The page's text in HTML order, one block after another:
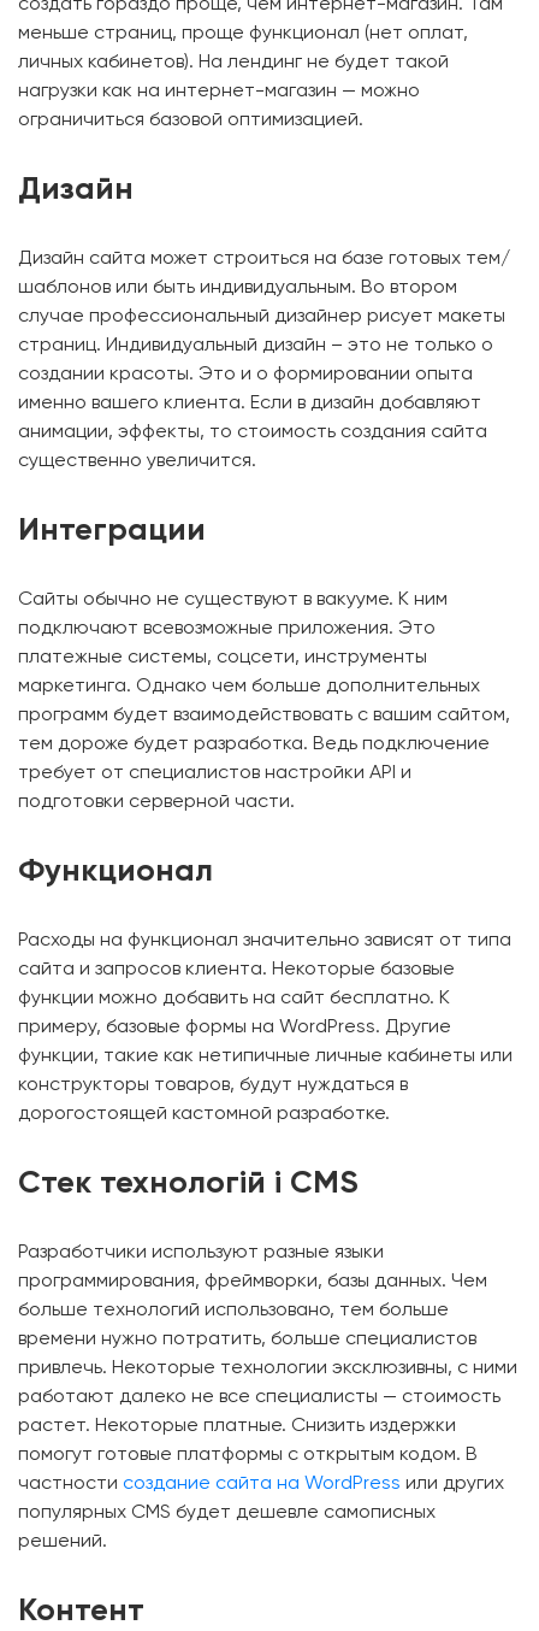
меньше страниц, проще функционал (нет оплат,
личных кабинетов). На лендинг не будет такой
нагрузки как на интернет-магазин — можно
ограничиться базовой оптимизацией.
Дизайн
Дизайн сайта может строиться на базе готовых тем/
шаблонов или быть индивидуальным. Во втором
случае профессиональный дизайнер рисует макеты
страниц. Индивидуальный дизайн – это не только о
создании красоты. Это и о формировании опыта
именно вашего клиента. Если в дизайн добавляют
анимации, эффекты, то стоимость создания сайта
существенно увеличится.
Интеграции
Сайты обычно не существуют в вакууме. К ним
подключают всевозможные приложения. Это
платежные системы, соцсети, инструменты
маркетинга. Однако чем больше дополнительных
программ будет взаимодействовать с вашим сайтом,
тем дороже будет разработка. Ведь подключение
требует от специалистов настройки API и
подготовки серверной части.
Функционал
Расходы на функционал значительно зависят от типа
сайта и запросов клиента. Некоторые базовые
функции можно добавить на сайт бесплатно. К
примеру, базовые формы на WordPress. Другие
функции, такие как нетипичные личные кабинеты или
конструкторы товаров, будут нуждаться в
дорогостоящей кастомной разработке.
Стек технологій і CMS
Разработчики используют разные языки
программирования, фреймворки, базы данных. Чем
больше технологий использовано, тем больше
времени нужно потратить, больше специалистов
привлечь. Некоторые технологии эксклюзивны, с ними
работают далеко не все специалисты — стоимость
растет. Некоторые платные. Снизить издержки
помогут готовые платформы с открытым кодом. В
частности создание сайта на WordPress или других
популярных CMS будет дешевле самописных
решений.
Контент